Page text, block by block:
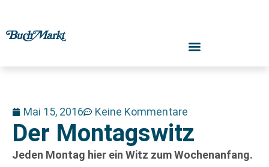
Mai 15, 2016 Keine Kommentare
Der Montagswitz
Jeden Montag hier ein Witz zum Wochenanfang.